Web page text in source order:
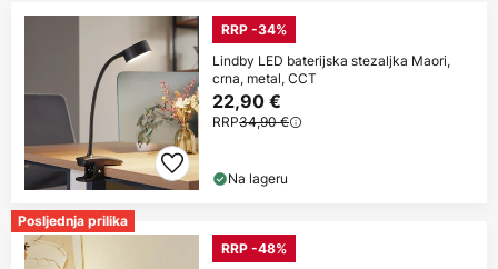
RRP -34%
Lindby LED baterijska stezaljka Maori,
crna, metal, CCT
22,90 €
RRP34,90 €
Na lageru
Posljednja prilika
RRP -48%